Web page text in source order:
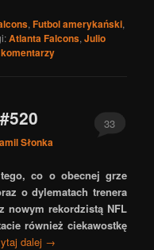
,Futbol amerykański,
Atlanta Falcons,Julio
komentarzy
Słonka
33
co o obecnej grze
o dylematach trenera
nowym rekordzistą NFL
również ciekawostkę
dalej →